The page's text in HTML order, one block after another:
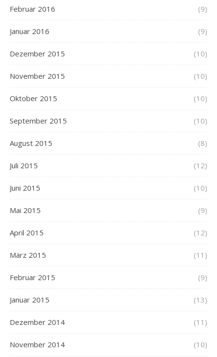
Februar 2016 (9)
Januar 2016 (9)
Dezember 2015 (10)
November 2015 (10)
Oktober 2015 (10)
September 2015 (10)
August 2015 (8)
Juli 2015 (12)
Juni 2015 (10)
Mai 2015 (9)
April 2015 (12)
März 2015 (11)
Februar 2015 (9)
Januar 2015 (13)
Dezember 2014 (11)
November 2014 (10)